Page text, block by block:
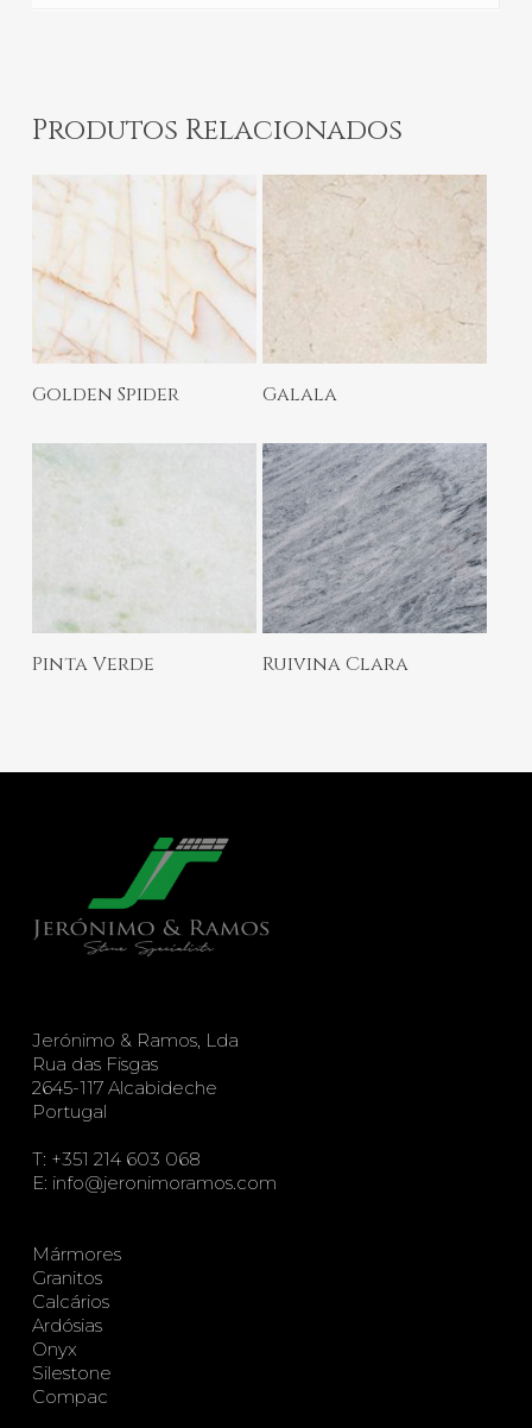
Produtos Relacionados
Ler Mais
Golden Spider Galala
Ler Mais
Pinta Verde Ler Mais
Ruivina Clara
Jerónimo & Ramos, Lda
Rua das Fisgas
2645-117 Alcabideche
Portugal
T: +351 214 603 068
E: info@jeronimoramos.com
Mármores
Granitos
Calcários
Ardósias
Onyx
Silestone
Compac